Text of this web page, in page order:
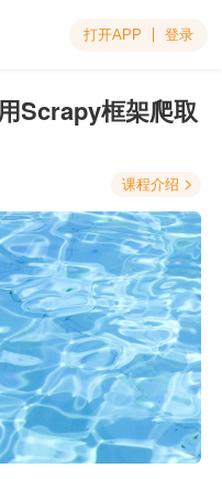
打开APP 登录
Scrapy框架爬取
课程介绍 